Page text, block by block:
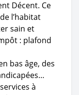
Décent. Ce
l’habitat
sain et
: plafond
bas âge, des
à